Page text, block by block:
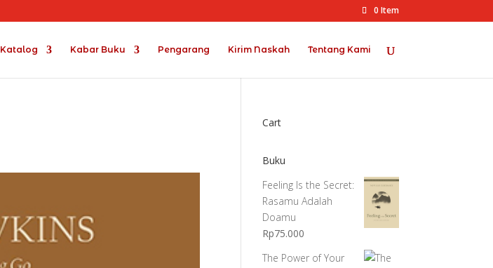
0 Item
Katalog Kabar Buku Pengarang Kirim Naskah Tentang Kami
Cart
Buku
Feeling Is the Secret:
Rasamu Adalah
Doamu
Rp75.000
The Power of Your